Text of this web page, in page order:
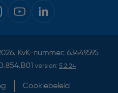
KvK-nummer: 63449595
version: 5.2.24
Cookiebeleid